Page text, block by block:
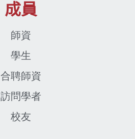
成員
師資
學生
合聘師資
訪問學者
校友